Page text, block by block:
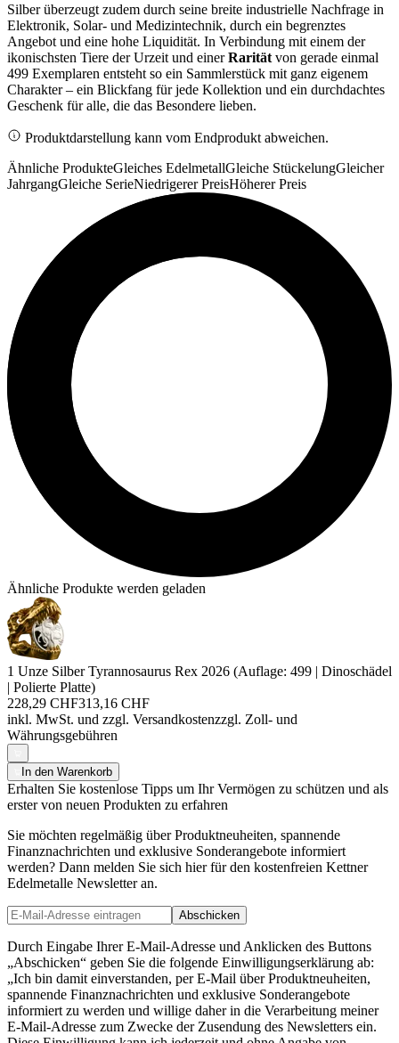
Silber überzeugt zudem durch seine breite industrielle Nachfrage in
Elektronik, Solar- und Medizintechnik, durch ein begrenztes
Angebot und eine hohe Liquidität. In Verbindung mit einem der
ikonischsten Tiere der Urzeit und einerRarität von gerade einmal
499 Exemplaren entsteht so ein Sammlerstück mit ganz eigenem
Charakter – ein Blickfang für jede Kollektion und ein durchdachtes
Geschenk für alle, die das Besondere lieben.
Produktdarstellung kann vom Endprodukt abweichen.
Ähnliche ProdukteGleiches EdelmetallGleiche StückelungGleicher
JahrgangGleiche SerieNiedrigerer PreisHöherer Preis
Ähnliche Produkte werden geladen
1 Unze Silber Tyrannosaurus Rex 2026 (Auflage: 499 | Dinoschädel
| Polierte Platte)
228,29 CHF313,16 CHF
inkl. MwSt. und zzgl. Versandkostenzzgl. Zoll- und
Währungsgebühren
In den Warenkorb
Erhalten Sie kostenlose Tipps um Ihr Vermögen zu schützen und als
erster von neuen Produkten zu erfahren
Sie möchten regelmäßig über Produktneuheiten, spannende
Finanznachrichten und exklusive Sonderangebote informiert
werden? Dann melden Sie sich hier für den kostenfreien Kettner
Edelmetalle Newsletter an.
Abschicken
Durch Eingabe Ihrer E-Mail-Adresse und Anklicken des Buttons
„Abschicken“ geben Sie die folgende Einwilligungserklärung ab:
„Ich bin damit einverstanden, per E-Mail über Produktneuheiten,
spannende Finanznachrichten und exklusive Sonderangebote
informiert zu werden und willige daher in die Verarbeitung meiner
E-Mail-Adresse zum Zwecke der Zusendung des Newsletters ein.